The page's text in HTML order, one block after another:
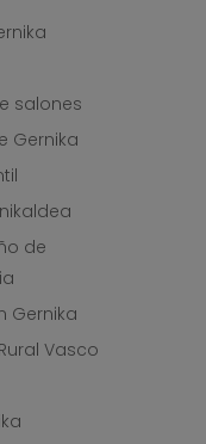
salones
Gernika
de
Gernika
Vasco